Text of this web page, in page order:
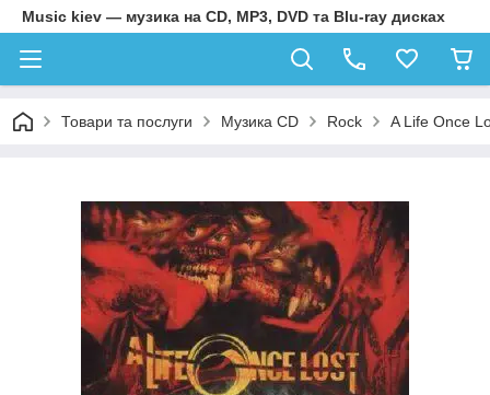
Music kiev — музика на CD, MP3, DVD та Blu-ray дисках
Товари та послуги Музика CD Rock A Life Once